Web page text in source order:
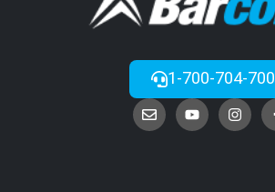
1-700-704-700